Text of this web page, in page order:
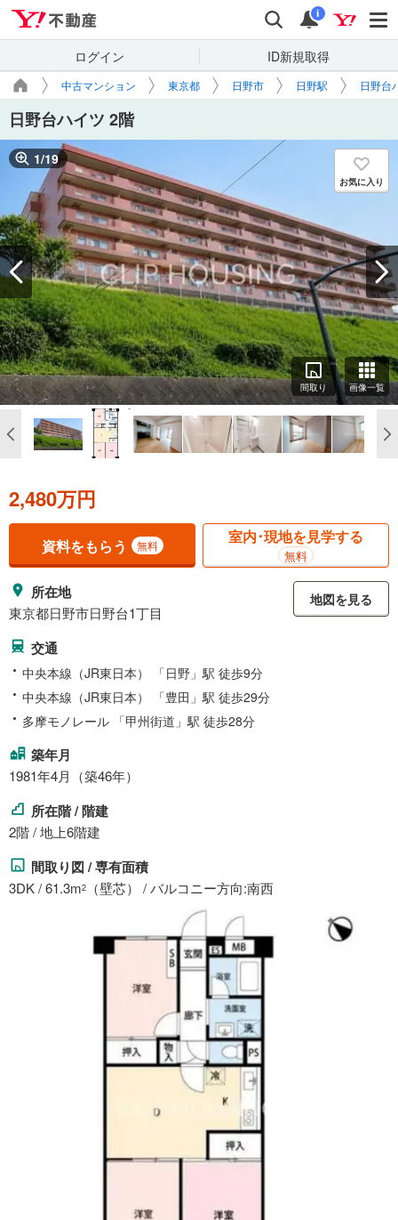
検索 通知
i
ログイン ID新規取得
中古マンション 東京都 日野市 日野駅 日野台
日野台ハイツ 2階
1/19
お気に入り
間取り 画像一覧
2,480万円
資料をもらう 無料 室内･現地を見学する
無料
所在地
東京都日野市日野台1丁目
地図を見る
交通
中央本線（JR東日本） 「日野」駅 徒歩9分
中央本線（JR東日本） 「豊田」駅 徒歩29分
多摩モノレール 「甲州街道」駅 徒歩28分
築年月
1981年4月（築46年）
所在階 / 階建
2階 / 地上6階建
間取り図 / 専有面積
3DK / 61.3m2 （壁芯） / バルコニー方向:南西